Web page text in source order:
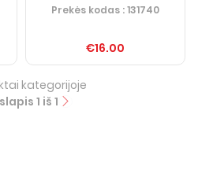
Prekės kodas : 131740
€16.00
kategorijoje
1 iš 1